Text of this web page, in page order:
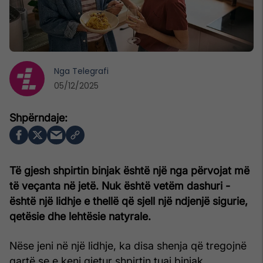
Të gjesh shpirtin binjak është një nga përvojat më
të veçanta në jetë. Nuk është vetëm dashuri -
është një lidhje e thellë që sjell një ndjenjë sigurie,
qetësie dhe lehtësie natyrale.
Nëse jeni në një lidhje, ka disa shenja që tregojnë
Nga Telegrafi
05/12/2025